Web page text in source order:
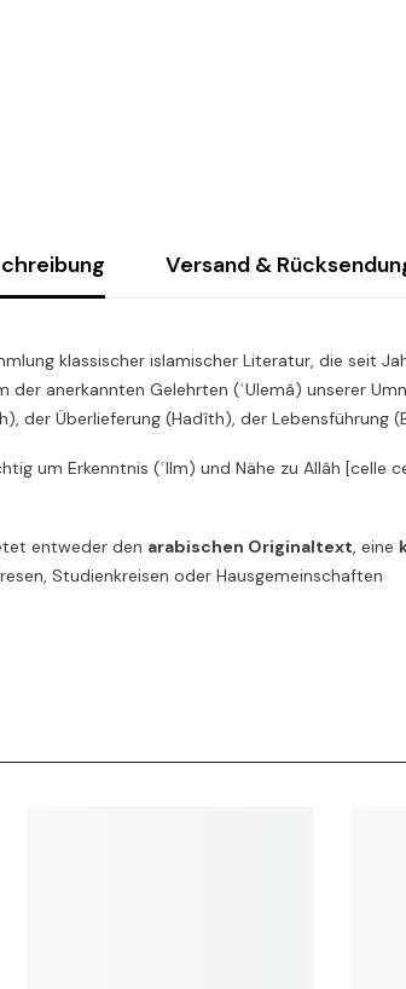
Versand &
klassischer islamischer Literatur, die seit
der anerkannten Gelehrten (ʿUlemâ) unserer
der Überlieferung (Hadîth), der Lebensführung
um Erkenntnis (ʿIlm) und Nähe zu Allâh
entweder den arabischen Originaltext, eine
Studienkreisen oder Hausgemeinschaften